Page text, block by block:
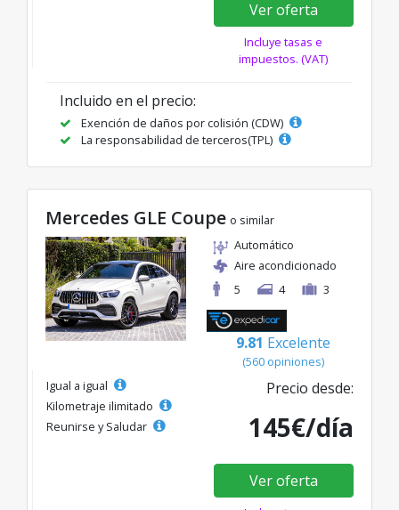
Ver oferta
Incluye tasas e
impuestos. (VAT)
Incluido en el precio:
Exención de daños por colisión (CDW)
La responsabilidad de terceros(TPL)
Mercedes GLE Coupe o similar
Automático
Aire acondicionado
5
4 3
9.81 Excelente
(560 opiniones)
Igual a igual
Kilometraje ilimitado
Reunirse y Saludar
Precio desde:
145€/día
Ver oferta